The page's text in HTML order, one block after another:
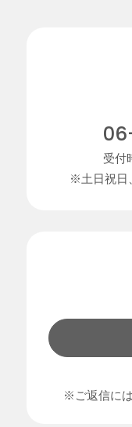
受付
※土日祝日
※ご返信に